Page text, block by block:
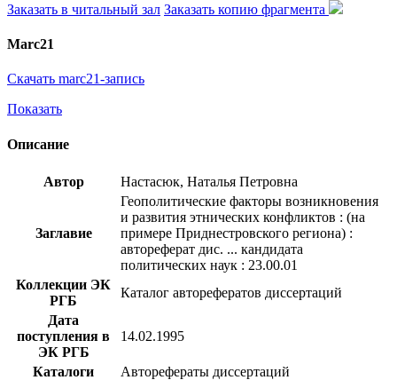
Заказать в читальный зал Заказать копию фрагмента
Marc21
Скачать marc21-запись
Показать
Описание
Автор Настасюк, Наталья Петровна
Заглавие
Геополитические факторы возникновения
и развития этнических конфликтов : (на
примере Приднестровского региона) :
автореферат дис. ... кандидата
политических наук : 23.00.01
Коллекции ЭК
РГБ
Каталог авторефератов диссертаций
Дата
поступления в
ЭК РГБ
14.02.1995
Каталоги
Авторефераты диссертаций